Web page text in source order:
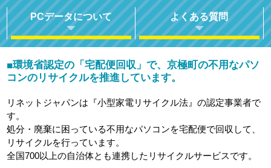
PCデータについて よくある質問
■環境省認定の「宅配便回収」で、京極町の不用なパソ
コンのリサイクルを推進しています。
リネットジャパンは『小型家電リサイクル法』の認定事業者で
す。
処分・廃棄に困っている不用なパソコンを宅配便で回収して、
リサイクルを行っています。
全国700以上の自治体とも連携したリサイクルサービスです。